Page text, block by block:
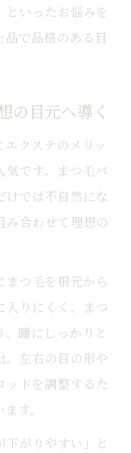
といったお悩みを
で品格のある目
の目元へ導く
クステのメリッ
気です。まつ毛パ
けでは不自然にな
み合わせて理想の
つ毛を根元から
入りにくく、まつ
瞳にしっかりと
。左右の目の形や
ッドを調整するた
す。
下がりやすい」と